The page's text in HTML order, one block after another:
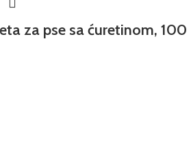
za pse sa ćuretinom, 100